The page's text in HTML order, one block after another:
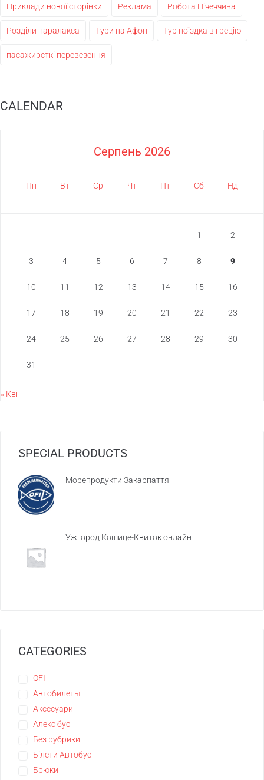
Приклади нової сторінки Реклама Робота Нічеччина
Розділи паралакса Тури на Афон Тур поїздка в грецію
пасажирсткі перевезення
CALENDAR
Серпень 2026
Пн Вт Ср Чт Пт Сб Нд
1 2
3 4 5 6 7 8 9
10 11 12 13 14 15 16
17 18 19 20 21 22 23
24 25 26 27 28 29 30
31
« Кві
SPECIAL PRODUCTS
Морепродукти Закарпаття
Ужгород Кошице-Квиток онлайн
CATEGORIES
OFI
Автобилеты
Аксесуари
Алекс бус
Без рубрики
Білети Автобус
Брюки